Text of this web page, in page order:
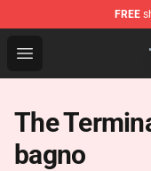
FREE
Open menu
The Terminator
The
bagno